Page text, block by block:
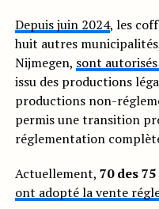
Depuis juin 2024, les
huit autres
Nijmegen, sont
issu des productions
productions non-
permis une transition
réglementation
Actuellement, 70 des
ont adopté la vente